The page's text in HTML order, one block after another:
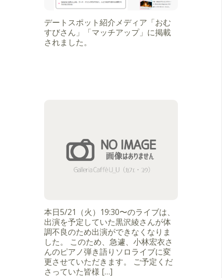
デートスポット紹介メディア「おむ
すびさん」「マッチアップ」に掲載
されました。
本日5/21（火）19:30〜のライブは、
出演を予定していた黒沢綾さんが体
調不良のため出演ができなくなりま
した。 このため、急遽、小林宏衣さ
んのピアノ弾き語りソロライブに変
更させていただきます。 ご予定くだ
さっていた皆様 […]